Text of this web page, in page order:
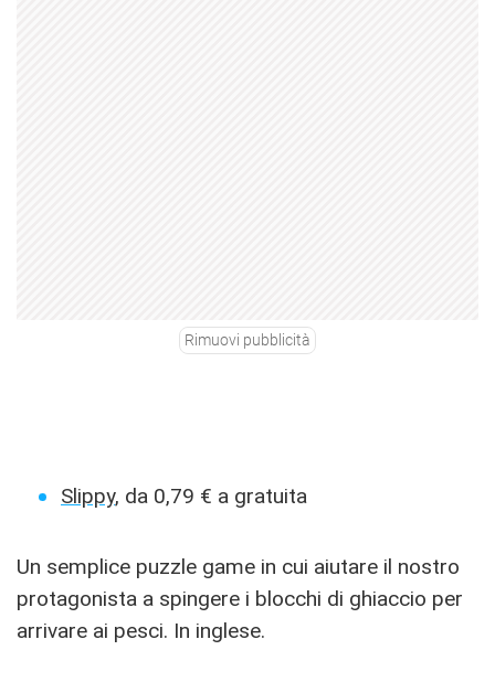
Rimuovi pubblicità
Slippy, da 0,79 € a gratuita
Un semplice puzzle game in cui aiutare il nostro
protagonista a spingere i blocchi di ghiaccio per
arrivare ai pesci. In inglese.